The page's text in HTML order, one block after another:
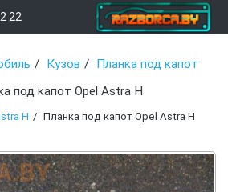
22
Кузов
Планка под капот
под капот Opel Astra H
H Планка под капот Opel Astra H